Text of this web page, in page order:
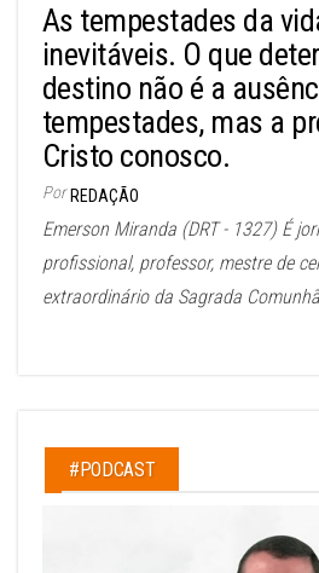
As tempestades da
inevitáveis. O que
destino não é a
tempestades, mas a
Cristo conosco.
Por REDAÇÃO
Emerson Miranda (DRT - 1327) É
profissional, professor, mestre de
extraordinário da Sagrada
#PODCAST